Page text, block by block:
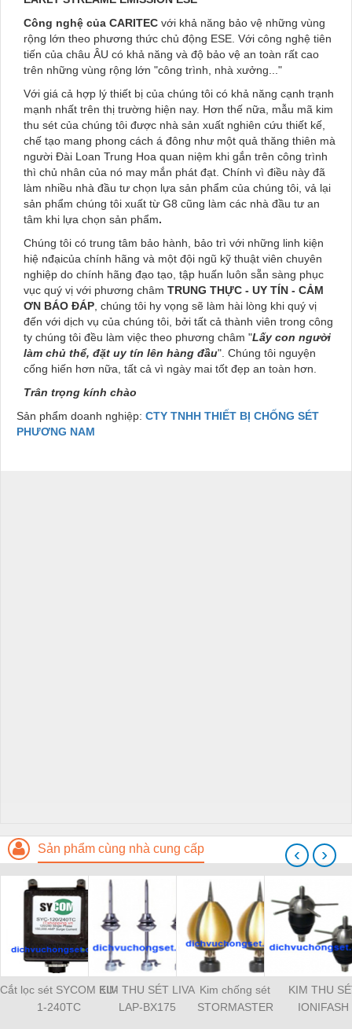
Công nghệ của CARITEC với khả năng bảo vệ những vùng
rộng lớn theo phương thức chủ động ESE. Với công nghệ tiên
tiến của châu ÂU có khả năng và độ bảo vệ an toàn rất cao
trên những vùng rộng lớn "công trình, nhà xưởng..."
Với giá cả hợp lý thiết bị của chúng tôi có khả năng cạnh trạnh
mạnh nhất trên thị trường hiện nay. Hơn thế nữa, mẫu mã kim
thu sét của chúng tôi được nhà sản xuất nghiên cứu thiết kế,
chế tạo mang phong cách á đông như một quả thăng thiên mà
người Đài Loan Trung Hoa quan niệm khi gắn trên công trình
thì chủ nhân của nó may mắn phát đạt. Chính vì điều này đã
làm nhiều nhà đầu tư chọn lựa sản phẩm của chúng tôi, vả lại
sản phẩm chúng tôi xuất từ G8 cũng làm các nhà đầu tư an
tâm khi lựa chọn sản phẩm.
Chúng tôi có trung tâm bảo hành, bảo trì với những linh kiện
hiệ nđạicủa chính hãng và một đội ngũ kỹ thuật viên chuyên
nghiệp do chính hãng đạo tạo, tập huấn luôn sẵn sàng phục
vục quý vị với phương châm TRUNG THỰC - UY TÍN - CẢM
ƠN BÁO ĐÁP , chúng tôi hy vọng sẽ làm hài lòng khi quý vị
đến với dịch vụ của chúng tôi, bởi tất cả thành viên trong công
ty chúng tôi đều làm việc theo phương châm "Lấy con người
làm chủ thể, đặt uy tín lên hàng đầu" . Chúng tôi nguyện
cống hiến hơn nữa, tất cả vì ngày mai tốt đẹp an toàn hơn.
Trân trọng kính chào
Sản phẩm doanh nghiệp: CTY TNHH THIẾT BỊ CHỐNG SÉT
PHƯƠNG NAM
Sản phẩm cùng nhà cung cấp
Cắt lọc sét SYCOM EU-
1-240TC
KIM THU SÉT LIVA
LAP-BX175
Kim chống sét
STORMASTER
KIM THU
IONIFASH
‹ ›